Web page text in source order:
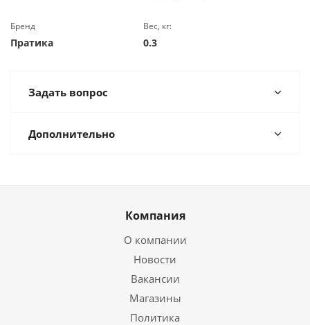
Бренд
Пратика
Вес, кг:
0.3
Задать вопрос
Дополнительно
Компания
О компании
Новости
Вакансии
Магазины
Политика